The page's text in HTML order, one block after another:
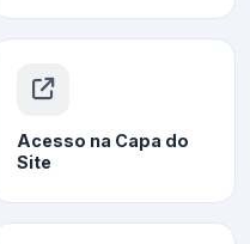
Acesso na Capa do
Site